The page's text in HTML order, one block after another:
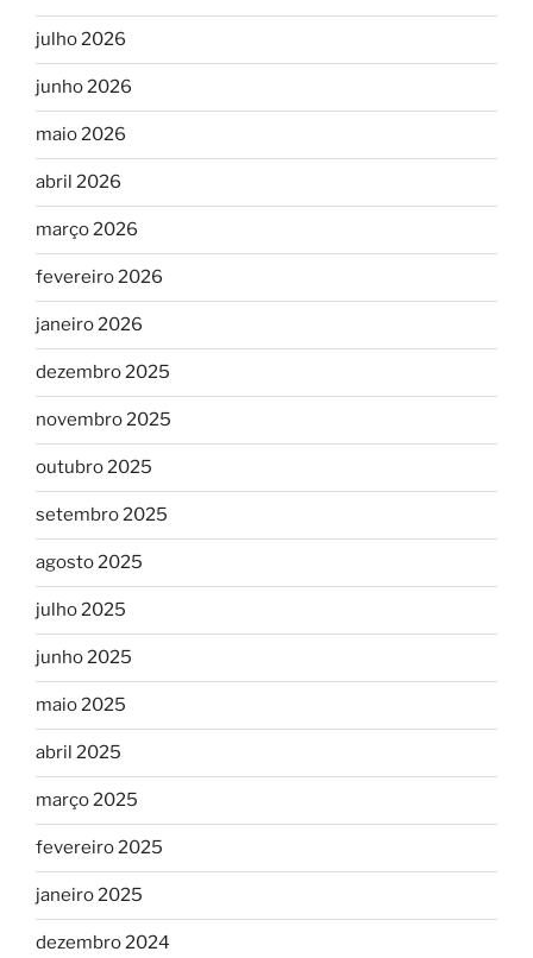
julho 2026
junho 2026
maio 2026
abril 2026
março 2026
fevereiro 2026
janeiro 2026
dezembro 2025
novembro 2025
outubro 2025
setembro 2025
agosto 2025
julho 2025
junho 2025
maio 2025
abril 2025
março 2025
fevereiro 2025
janeiro 2025
dezembro 2024